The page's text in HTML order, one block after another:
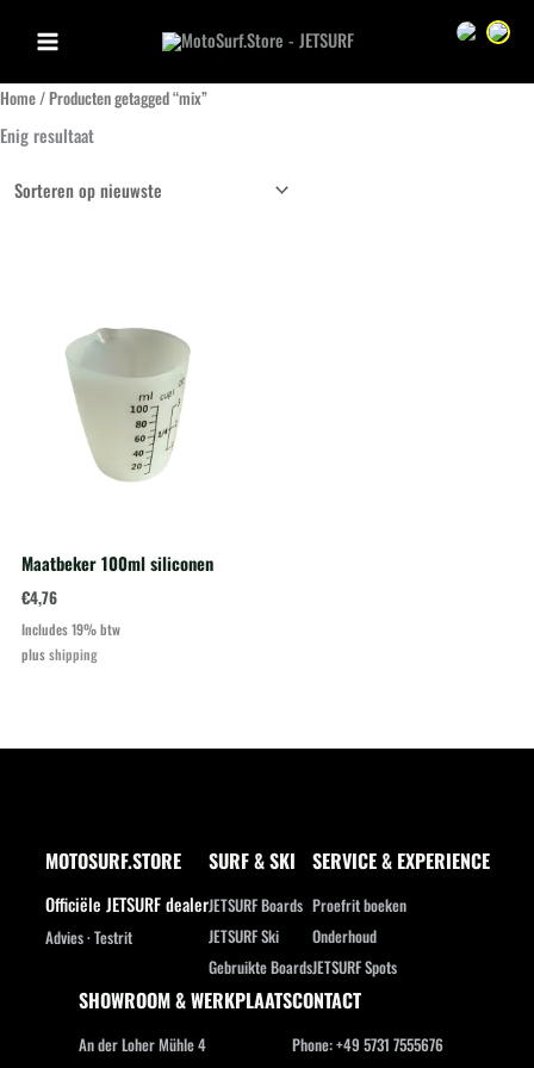
de
inhoud
Sprache
Home/ Producten getagged “mix”
Enig resultaat
Maatbeker 100ml siliconen
€4,76
Includes 19% btw
plusshipping
MOTOSURF.STORE
Officiële JETSURF dealer
Advies · Testrit
SURF & SKI
JETSURF Boards
JETSURF Ski
Gebruikte Boards
SERVICE & EXPERIENCE
Proefrit boeken
Onderhoud
JETSURF Spots
SHOWROOM & WERKPLAATS
An der Loher Mühle 4
CONTACT
Phone: +49 5731 7555676